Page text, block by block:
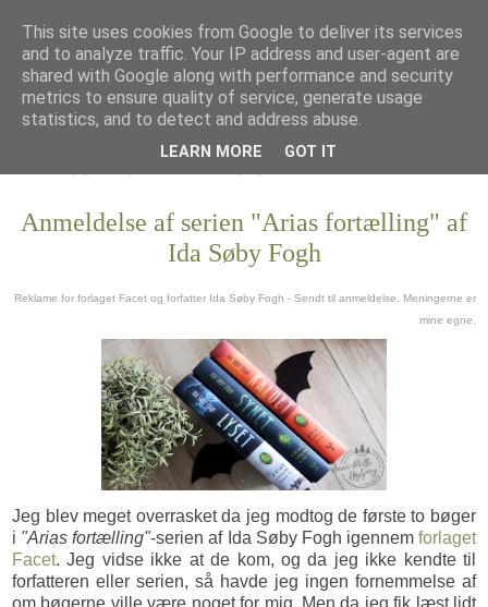
Anmeldelse af serien "Arias fortælling" af
Ida Søby Fogh
Reklame for forlaget Facet og forfatter Ida Søby Fogh - Sendt til anmeldelse. Meningerne er
mine egne.
Jeg blev meget overrasket da jeg modtog de første to bøger
i "Arias fortælling"-serien af Ida Søby Fogh igennem forlaget
Facet. Jeg vidse ikke at de kom, og da jeg ikke kendte til
forfatteren eller serien, så havde jeg ingen fornemmelse af
This site uses cookies from Google to deliver its services
and to analyze traffic. Your IP address and user-agent are
shared with Google along with performance and security
metrics to ensure quality of service, generate usage
statistics, and to detect and address abuse.
LEARN MORE GOT IT